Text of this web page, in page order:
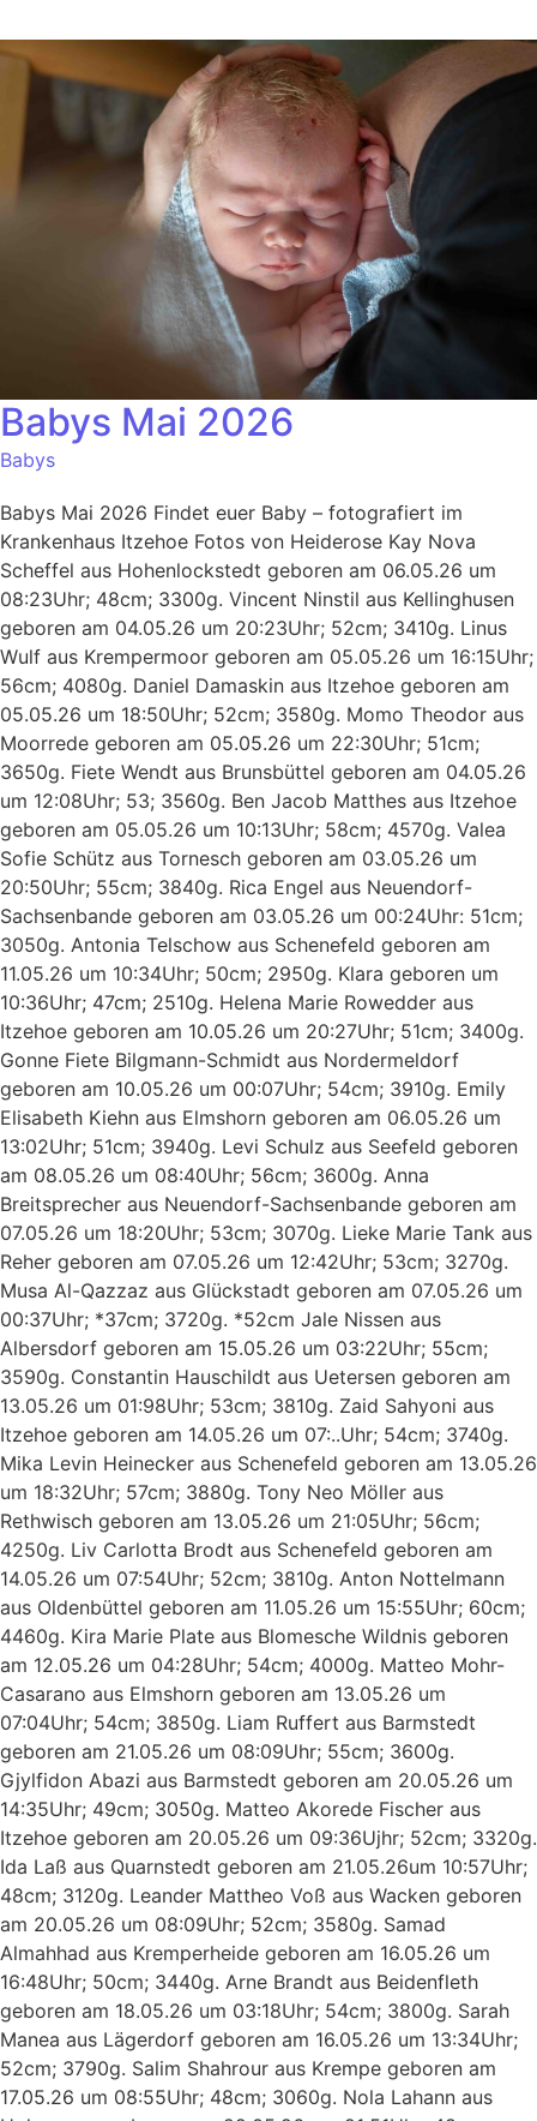
Babys Mai 2026
Babys
Babys Mai 2026 Findet euer Baby – fotografiert im
Krankenhaus Itzehoe Fotos von Heiderose Kay Nova
Scheffel aus Hohenlockstedt geboren am 06.05.26 um
08:23Uhr; 48cm; 3300g. Vincent Ninstil aus Kellinghusen
geboren am 04.05.26 um 20:23Uhr; 52cm; 3410g. Linus
Wulf aus Krempermoor geboren am 05.05.26 um 16:15Uhr;
56cm; 4080g. Daniel Damaskin aus Itzehoe geboren am
05.05.26 um 18:50Uhr; 52cm; 3580g. Momo Theodor aus
Moorrede geboren am 05.05.26 um 22:30Uhr; 51cm;
3650g. Fiete Wendt aus Brunsbüttel geboren am 04.05.26
um 12:08Uhr; 53; 3560g. Ben Jacob Matthes aus Itzehoe
geboren am 05.05.26 um 10:13Uhr; 58cm; 4570g. Valea
Sofie Schütz aus Tornesch geboren am 03.05.26 um
20:50Uhr; 55cm; 3840g. Rica Engel aus Neuendorf-
Sachsenbande geboren am 03.05.26 um 00:24Uhr: 51cm;
3050g. Antonia Telschow aus Schenefeld geboren am
11.05.26 um 10:34Uhr; 50cm; 2950g. Klara geboren um
10:36Uhr; 47cm; 2510g. Helena Marie Rowedder aus
Itzehoe geboren am 10.05.26 um 20:27Uhr; 51cm; 3400g.
Gonne Fiete Bilgmann-Schmidt aus Nordermeldorf
geboren am 10.05.26 um 00:07Uhr; 54cm; 3910g. Emily
Elisabeth Kiehn aus Elmshorn geboren am 06.05.26 um
13:02Uhr; 51cm; 3940g. Levi Schulz aus Seefeld geboren
am 08.05.26 um 08:40Uhr; 56cm; 3600g. Anna
Breitsprecher aus Neuendorf-Sachsenbande geboren am
07.05.26 um 18:20Uhr; 53cm; 3070g. Lieke Marie Tank aus
Reher geboren am 07.05.26 um 12:42Uhr; 53cm; 3270g.
Musa Al-Qazzaz aus Glückstadt geboren am 07.05.26 um
00:37Uhr; *37cm; 3720g. *52cm Jale Nissen aus
Albersdorf geboren am 15.05.26 um 03:22Uhr; 55cm;
3590g. Constantin Hauschildt aus Uetersen geboren am
13.05.26 um 01:98Uhr; 53cm; 3810g. Zaid Sahyoni aus
Itzehoe geboren am 14.05.26 um 07:..Uhr; 54cm; 3740g.
Mika Levin Heinecker aus Schenefeld geboren am 13.05.26
um 18:32Uhr; 57cm; 3880g. Tony Neo Möller aus
Rethwisch geboren am 13.05.26 um 21:05Uhr; 56cm;
4250g. Liv Carlotta Brodt aus Schenefeld geboren am
14.05.26 um 07:54Uhr; 52cm; 3810g. Anton Nottelmann
aus Oldenbüttel geboren am 11.05.26 um 15:55Uhr; 60cm;
4460g. Kira Marie Plate aus Blomesche Wildnis geboren
am 12.05.26 um 04:28Uhr; 54cm; 4000g. Matteo Mohr-
Casarano aus Elmshorn geboren am 13.05.26 um
07:04Uhr; 54cm; 3850g. Liam Ruffert aus Barmstedt
geboren am 21.05.26 um 08:09Uhr; 55cm; 3600g.
Gjylfidon Abazi aus Barmstedt geboren am 20.05.26 um
14:35Uhr; 49cm; 3050g. Matteo Akorede Fischer aus
Itzehoe geboren am 20.05.26 um 09:36Ujhr; 52cm; 3320g.
Ida Laß aus Quarnstedt geboren am 21.05.26um 10:57Uhr;
48cm; 3120g. Leander Mattheo Voß aus Wacken geboren
am 20.05.26 um 08:09Uhr; 52cm; 3580g. Samad
Almahhad aus Kremperheide geboren am 16.05.26 um
16:48Uhr; 50cm; 3440g. Arne Brandt aus Beidenfleth
geboren am 18.05.26 um 03:18Uhr; 54cm; 3800g. Sarah
Manea aus Lägerdorf geboren am 16.05.26 um 13:34Uhr;
52cm; 3790g. Salim Shahrour aus Krempe geboren am
17.05.26 um 08:55Uhr; 48cm; 3060g. Nola Lahann aus